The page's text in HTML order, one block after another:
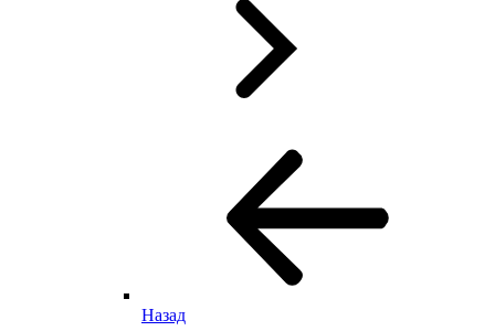
Назад